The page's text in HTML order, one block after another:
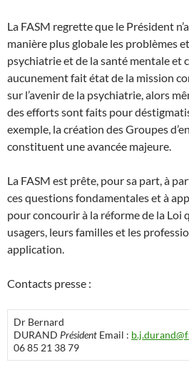
La FASM regrette que le Président
manière plus globale les problèmes
psychiatrie et de la santé mentale et
aucunement fait état de la mission
sur l’avenir de la psychiatrie, alors
des efforts sont faits pour
exemple, la création des Groupes
constituent une avancée majeure.
La FASM est prête, pour sa part, à
ces questions fondamentales et à
pour concourir à la réforme de la Loi
usagers, leurs familles et les
application.
Contacts presse :
Dr Bernard
DURAND Président Email :
06 85 21 38 79